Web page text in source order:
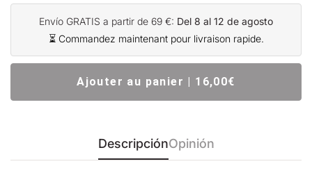
Envío GRATIS a partir de 69 €: Del 8 al 12 de agosto
⏳ Commandez maintenant pour livraison rapide.
Ajouter au panier | 16,00€
DescripciónOpinión